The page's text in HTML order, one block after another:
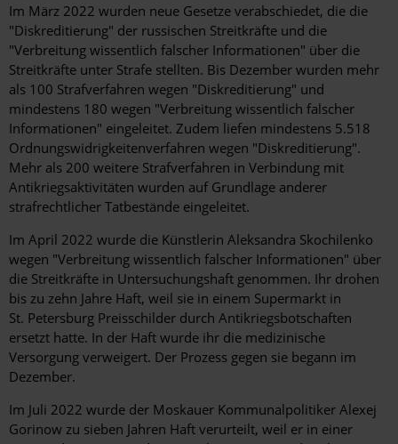
Im März 2022 wurden neue Gesetze verabschiedet, die die
"Diskreditierung" der russischen Streitkräfte und die
"Verbreitung wissentlich falscher Informationen" über die
Streitkräfte unter Strafe stellten. Bis Dezember wurden mehr
als 100 Strafverfahren wegen "Diskreditierung" und
mindestens 180 wegen "Verbreitung wissentlich falscher
Informationen" eingeleitet. Zudem liefen mindestens 5.518
Ordnungswidrigkeitenverfahren wegen "Diskreditierung".
Mehr als 200 weitere Strafverfahren in Verbindung mit
Antikriegsaktivitäten wurden auf Grundlage anderer
strafrechtlicher Tatbestände eingeleitet.
Im April 2022 wurde die Künstlerin Aleksandra Skochilenko
wegen "Verbreitung wissentlich falscher Informationen" über
die Streitkräfte in Untersuchungshaft genommen. Ihr drohen
bis zu zehn Jahre Haft, weil sie in einem Supermarkt in
St. Petersburg Preisschilder durch Antikriegsbotschaften
ersetzt hatte. In der Haft wurde ihr die medizinische
Versorgung verweigert. Der Prozess gegen sie begann im
Dezember.
Im Juli 2022 wurde der Moskauer Kommunalpolitiker Alexej
Gorinow zu sieben Jahren Haft verurteilt, weil er in einer